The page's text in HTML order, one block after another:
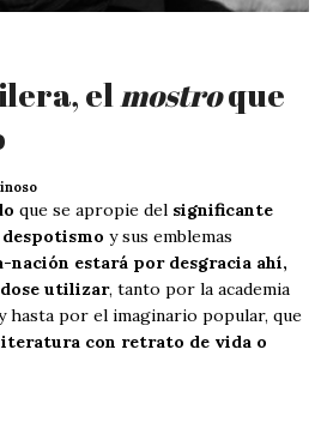
elmostroque
que se apropie del significante
despotismo y sus emblemas
estará por desgracia ahí,
utilizar, tanto por la academia
por el imaginario popular, que
con retrato de vida o